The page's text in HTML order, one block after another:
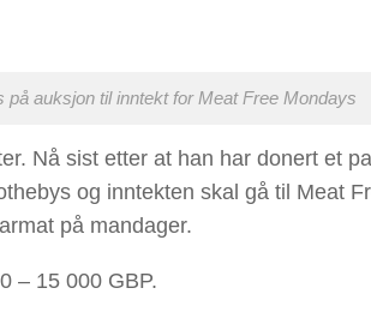
auksjon til inntekt for Meat Free Mondays
Nå sist etter at han har donert et
og inntekten skal gå til Meat
på mandager.
– 15 000 GBP.